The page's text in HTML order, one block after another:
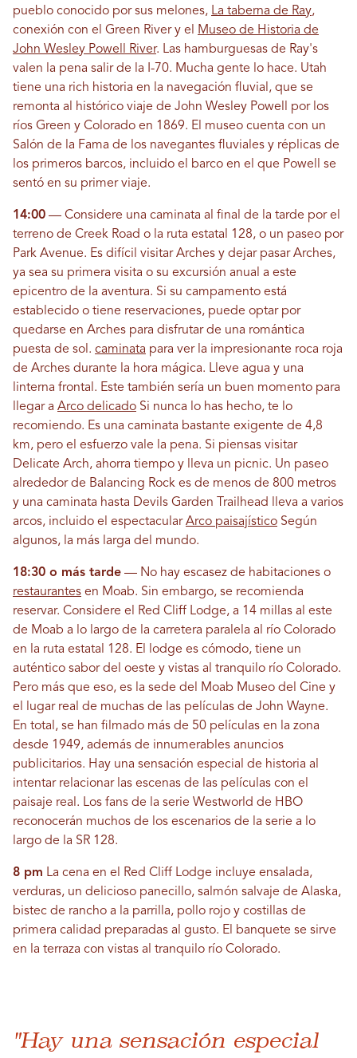
pueblo conocido por sus melones, La taberna de Ray,
conexión con el Green River y el Museo de Historia de
John Wesley Powell River. Las hamburguesas de Ray's
valen la pena salir de la I-70. Mucha gente lo hace. Utah
tiene una rich historia en la navegación fluvial, que se
remonta al histórico viaje de John Wesley Powell por los
ríos Green y Colorado en 1869. El museo cuenta con un
Salón de la Fama de los navegantes fluviales y réplicas de
los primeros barcos, incluido el barco en el que Powell se
sentó en su primer viaje.
14:00 — Considere una caminata al final de la tarde por el
terreno de Creek Road o la ruta estatal 128, o un paseo por
Park Avenue. Es difícil visitar Arches y dejar pasar Arches,
ya sea su primera visita o su excursión anual a este
epicentro de la aventura. Si su campamento está
establecido o tiene reservaciones, puede optar por
quedarse en Arches para disfrutar de una romántica
puesta de sol. caminata para ver la impresionante roca roja
de Arches durante la hora mágica. Lleve agua y una
linterna frontal. Este también sería un buen momento para
llegar a Arco delicado Si nunca lo has hecho, te lo
recomiendo. Es una caminata bastante exigente de 4,8
km, pero el esfuerzo vale la pena. Si piensas visitar
Delicate Arch, ahorra tiempo y lleva un picnic. Un paseo
alrededor de Balancing Rock es de menos de 800 metros
y una caminata hasta Devils Garden Trailhead lleva a varios
arcos, incluido el espectacularArco paisajístico Según
algunos, la más larga del mundo.
18:30 o más tarde — No hay escasez de habitaciones o
restaurantes en Moab. Sin embargo, se recomienda
reservar. Considere el Red Cliff Lodge, a 14 millas al este
de Moab a lo largo de la carretera paralela al río Colorado
en la ruta estatal 128. El lodge es cómodo, tiene un
auténtico sabor del oeste y vistas al tranquilo río Colorado.
Pero más que eso, es la sede del Moab Museo del Cine y
el lugar real de muchas de las películas de John Wayne.
En total, se han filmado más de 50 películas en la zona
desde 1949, además de innumerables anuncios
publicitarios. Hay una sensación especial de historia al
intentar relacionar las escenas de las películas con el
paisaje real. Los fans de la serie Westworld de HBO
reconocerán muchos de los escenarios de la serie a lo
largo de la SR 128.
8 pm La cena en el Red Cliff Lodge incluye ensalada,
verduras, un delicioso panecillo, salmón salvaje de Alaska,
bistec de rancho a la parrilla, pollo rojo y costillas de
primera calidad preparadas al gusto. El banquete se sirve
en la terraza con vistas al tranquilo río Colorado.
"Hay una sensación especial